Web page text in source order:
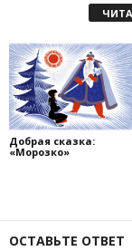
Добрая сказка:
«Морозко»
ОСТАВЬТЕ ОТВЕТ